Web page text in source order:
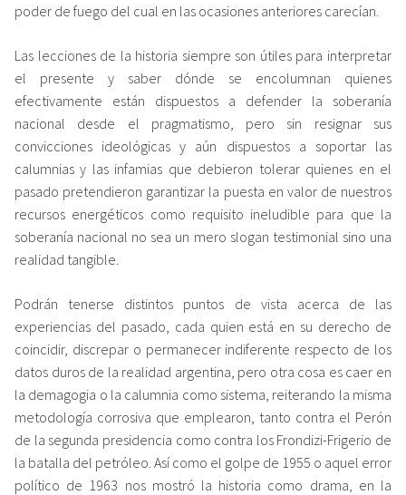
poder de fuego del cual en las ocasiones anteriores carecían.
Las lecciones de la historia siempre son útiles para interpretar
el presente y saber dónde se encolumnan quienes
efectivamente están dispuestos a defender la soberanía
nacional desde el pragmatismo, pero sin resignar sus
convicciones ideológicas y aún dispuestos a soportar las
calumnias y las infamias que debieron tolerar quienes en el
pasado pretendieron garantizar la puesta en valor de nuestros
recursos energéticos como requisito ineludible para que la
soberanía nacional no sea un mero slogan testimonial sino una
realidad tangible.
Podrán tenerse distintos puntos de vista acerca de las
experiencias del pasado, cada quien está en su derecho de
coincidir, discrepar o permanecer indiferente respecto de los
datos duros de la realidad argentina, pero otra cosa es caer en
la demagogia o la calumnia como sistema, reiterando la misma
metodología corrosiva que emplearon, tanto contra el Perón
de la segunda presidencia como contra los Frondizi-Frigerio de
la batalla del petróleo. Así como el golpe de 1955 o aquel error
político de 1963 nos mostró la historia como drama, en la